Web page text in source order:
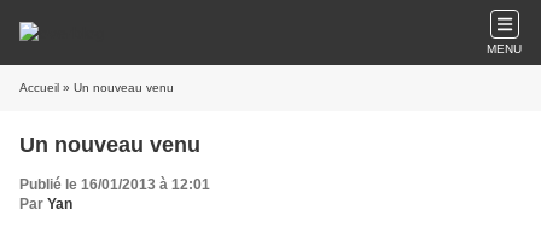
MENU
Accueil » Un nouveau venu
Un nouveau venu
Publié le 16/01/2013 à 12:01
Par Yan